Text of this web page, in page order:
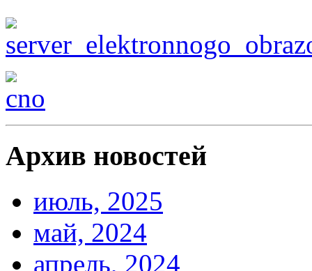
Архив новостей
июль, 2025
май, 2024
апрель, 2024